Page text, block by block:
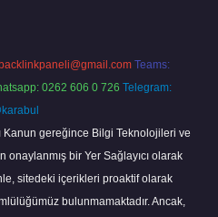
backlinkpaneli@gmail.com Teams:
0262 606 0 726 Telegram:
Kanun gereğince Bilgi Teknolojileri ve
onaylanmış bir Yer Sağlayıcı olarak
sitedeki içerikleri proaktif olarak
bulunmamaktadır. Ancak,